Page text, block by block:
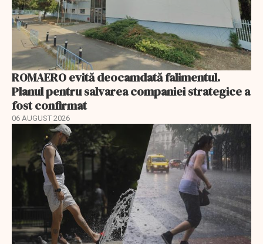
ROMAERO evită deocamdată falimentul.
Planul pentru salvarea companiei strategice a
fost confirmat
06 AUGUST 2026